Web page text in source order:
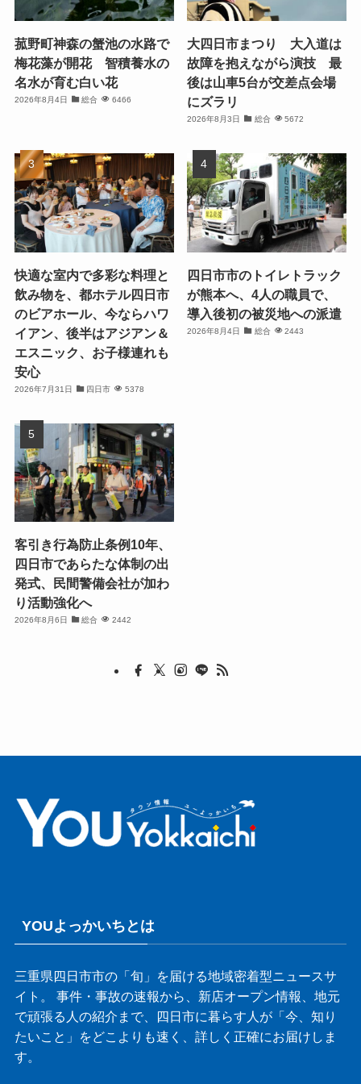
菰野町神森の蟹池の水路で
梅花藻が開花 智積養水の
名水が育む白い花
2026年8月4日 総合 6466
大四日市まつり 大入道は
故障を抱えながら演技 最
後は山車5台が交差点会場
にズラリ
2026年8月3日 総合 5672
快適な室内で多彩な料理と
飲み物を、都ホテル四日市
のビアホール、今ならハワ
イアン、後半はアジアン＆
エスニック、お子様連れも
安心
2026年7月31日 四日市 5378
四日市市のトイレトラック
が熊本へ、4人の職員で、
導入後初の被災地への派遣
2026年8月4日 総合 2443
客引き行為防止条例10年、
四日市であらたな体制の出
発式、民間警備会社が加わ
り活動強化へ
2026年8月6日 総合 2442
YOUよっかいちとは
三重県四日市市の「旬」を届ける地域密着型ニュースサ
イト。 事件・事故の速報から、新店オープン情報、地元
で頑張る人の紹介まで、四日市に暮らす人が「今、知り
たいこと」をどこよりも速く、詳しく正確にお届けしま
す。